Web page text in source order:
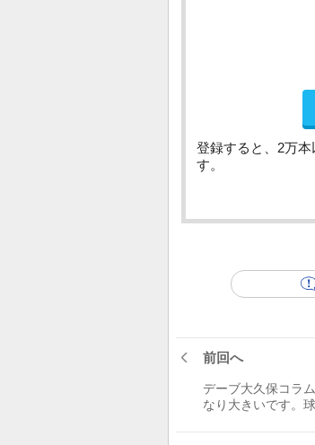
登録すると、2万
す。
前回へ
デーブ大久保コラ
なり大きいです。